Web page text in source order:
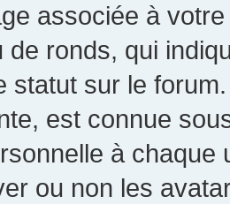
associée à
de ronds, qui
statut sur le
est connue
à chaque
ou non les